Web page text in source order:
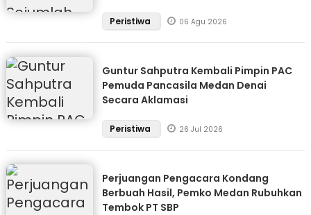
Peristiwa 06 Agu 2026
Guntur Sahputra Kembali Pimpin PAC
Pemuda Pancasila Medan Denai
Secara Aklamasi
Peristiwa 26 Jul 2026
Perjuangan Pengacara Kondang
Berbuah Hasil, Pemko Medan Rubuhkan
Tembok PT SBP